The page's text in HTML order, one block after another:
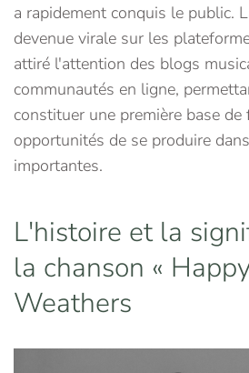
a rapidement conquis le public.
devenue virale sur les
attiré l'attention des blogs
communautés en ligne,
constituer une première base
opportunités de se produire
importantes.
L'histoire et la
la chanson «
Weathers